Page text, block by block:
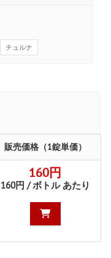
チュルナ
販売価格（1錠単価）
160円
160円 / ボトル あたり